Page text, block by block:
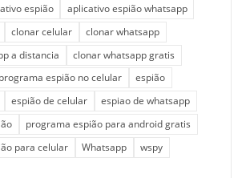
espião
aplicativo espião whatsapp
clonar celular
clonar whatsapp
a distancia
clonar whatsapp gratis
espião no celular
espião
espião de celular
espiao de whatsapp
programa espião para android gratis
para celular
Whatsapp
wspy